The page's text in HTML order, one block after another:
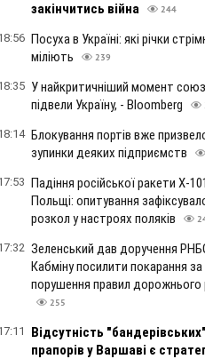
закінчитись війна
244
Посуха в Україні: які річки
міліють
239
У найкритичніший момент
підвели Україну, - Bloomberg
Блокування портів вже
зупинки деяких підприємств
Падіння російської ракети Х-
Польщі: опитування
розкол у настроях поляків
Зеленський дав доручення
Кабміну посилити покарання за
порушення правил дорожнього
255
Відсутність
прапорів у Варшаві є